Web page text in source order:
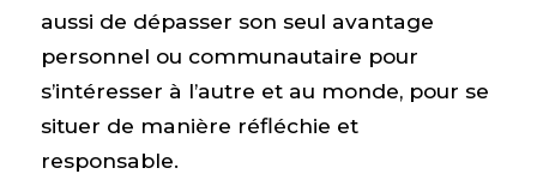
aussi de dépasser son seul avantage
personnel ou communautaire pour
s’intéresser à l’autre et au monde, pour se
situer de manière réfléchie et
responsable.